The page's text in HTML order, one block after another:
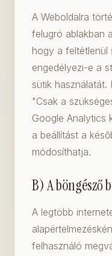
A Weboldalra
felugró ablakban
hogy a feltétlenül
engedélyezi-e a
sütik
"Csak a
Google Analytics
a beállítást a
módosíthatja.
B) A böngésző
A legtöbb
felhasználó